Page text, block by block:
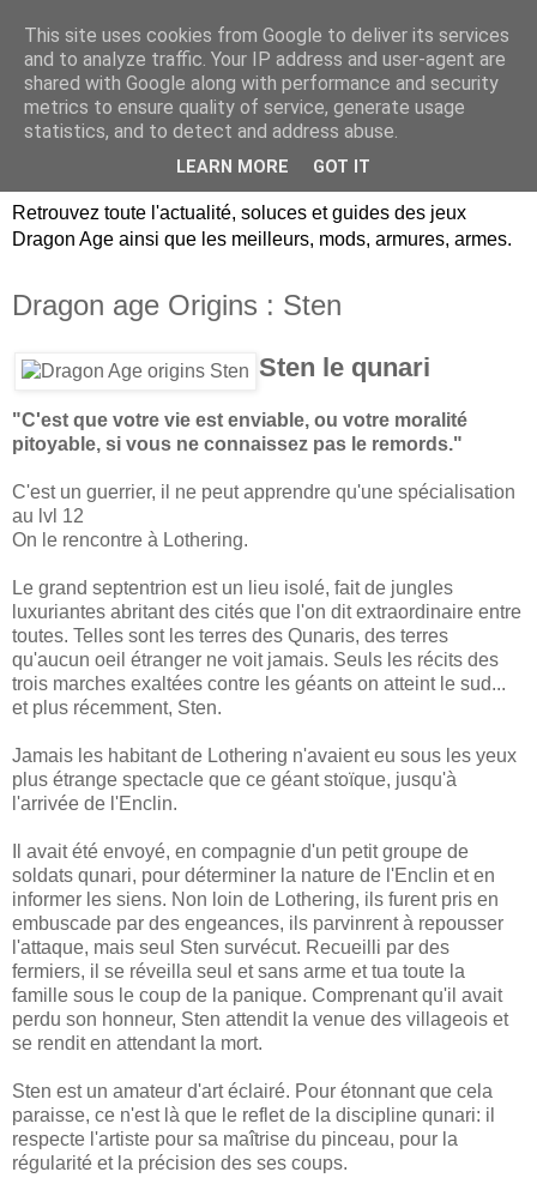
Dragon Age Univers :
Guides, soluces, infos sur
les jeux Dragon Age.
Retrouvez toute l'actualité, soluces et guides des jeux
Dragon Age ainsi que les meilleurs, mods, armures, armes.
Dragon age Origins : Sten
Sten le qunari
"C'est que votre vie est enviable, ou votre moralité
pitoyable, si vous ne connaissez pas le remords."
C'est un guerrier, il ne peut apprendre qu'une spécialisation
au lvl 12
On le rencontre à Lothering.
Le grand septentrion est un lieu isolé, fait de jungles
luxuriantes abritant des cités que l'on dit extraordinaire entre
toutes. Telles sont les terres des Qunaris, des terres
qu'aucun oeil étranger ne voit jamais. Seuls les récits des
trois marches exaltées contre les géants on atteint le sud...
et plus récemment, Sten.
Jamais les habitant de Lothering n'avaient eu sous les yeux
plus étrange spectacle que ce géant stoïque, jusqu'à
l'arrivée de l'Enclin.
Il avait été envoyé, en compagnie d'un petit groupe de
soldats qunari, pour déterminer la nature de l'Enclin et en
informer les siens. Non loin de Lothering, ils furent pris en
embuscade par des engeances, ils parvinrent à repousser
l'attaque, mais seul Sten survécut. Recueilli par des
fermiers, il se réveilla seul et sans arme et tua toute la
famille sous le coup de la panique. Comprenant qu'il avait
perdu son honneur, Sten attendit la venue des villageois et
se rendit en attendant la mort.
Sten est un amateur d'art éclairé. Pour étonnant que cela
paraisse, ce n'est là que le reflet de la discipline qunari: il
respecte l'artiste pour sa maîtrise du pinceau, pour la
régularité et la précision des ses coups.
This site uses cookies from Google to deliver its services
and to analyze traffic. Your IP address and user-agent are
shared with Google along with performance and security
metrics to ensure quality of service, generate usage
statistics, and to detect and address abuse.
LEARN MORE GOT IT